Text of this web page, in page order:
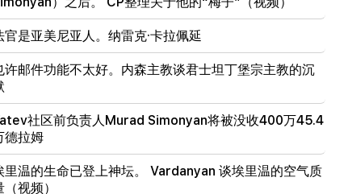
16:00
明天，埃里温和马泽斯的一些地址将在很长一段时间
内没有灯光
15:34
亚美尼亚的主要问题不仅仅是尼科勒主义。与查玛赞
官是亚美尼亚人。纳雷克·卡拉佩延
许邮件功能不太好。内森主教谈君士坦丁堡宗主教的沉
社区前负责人Murad Simonyan将被没收400万45.4
德拉姆
里温的生命已登上神坛。 Vardanyan 谈埃里温的空气质
（视频）